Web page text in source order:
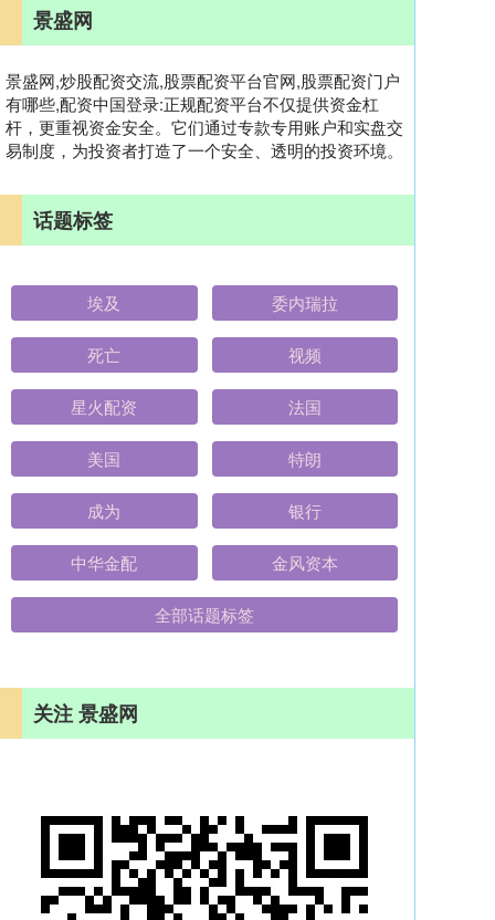
景盛网
景盛网,炒股配资交流,股票配资平台官网,股票配资门户
有哪些,配资中国登录:正规配资平台不仅提供资金杠
杆，更重视资金安全。它们通过专款专用账户和实盘交
易制度，为投资者打造了一个安全、透明的投资环境。
话题标签
埃及 委内瑞拉
死亡 视频
星火配资 法国
美国 特朗
成为 银行
中华金配 金风资本
全部话题标签
关注 景盛网